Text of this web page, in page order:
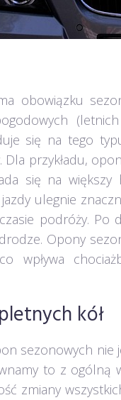
obowiązku
się na tego
Dla przykładu,
się na
ulegnie
podróży.
Opony
wpływa
kół
sezonowych nie
to z
zmiany